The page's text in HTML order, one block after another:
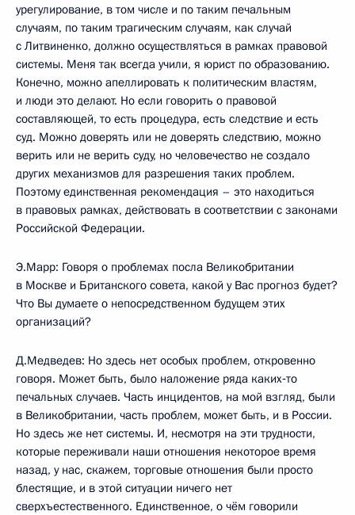
урегулирование, в том числе и по таким печальным
случаям, по таким трагическим случаям, как случай
с Литвиненко, должно осуществляться в рамках правовой
системы. Меня так всегда учили, я юрист по образованию.
Конечно, можно апеллировать к политическим властям,
и люди это делают. Но если говорить о правовой
составляющей, то есть процедура, есть следствие и есть
суд. Можно доверять или не доверять следствию, можно
верить или не верить суду, но человечество не создало
других механизмов для разрешения таких проблем.
Поэтому единственная рекомендация – это находиться
в правовых рамках, действовать в соответствии с законами
Российской Федерации.
Э.Марр: Говоря о проблемах посла Великобритании
в Москве и Британского совета, какой у Вас прогноз будет?
Что Вы думаете о непосредственном будущем этих
организаций?
Д.Медведев: Но здесь нет особых проблем, откровенно
говоря. Может быть, было наложение ряда каких‑то
печальных случаев. Часть инцидентов, на мой взгляд, были
в Великобритании, часть проблем, может быть, и в России.
Но здесь же нет системы. И, несмотря на эти трудности,
которые переживали наши отношения некоторое время
назад, у нас, скажем, торговые отношения были просто
блестящие, и в этой ситуации ничего нет
сверхъестественного. Единственное, о чём говорили